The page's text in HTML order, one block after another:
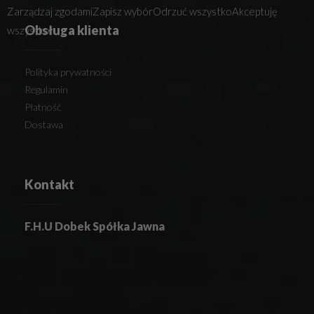
Obsługa klienta
Polityka prywatności
Regulamin
Płatność
Dostawa
Kontakt
F.H.U Dobek Spółka Jawna
Zarządzaj zgodamiZapisz wybórOdrzuć wszystkoAkceptuję
wszystko